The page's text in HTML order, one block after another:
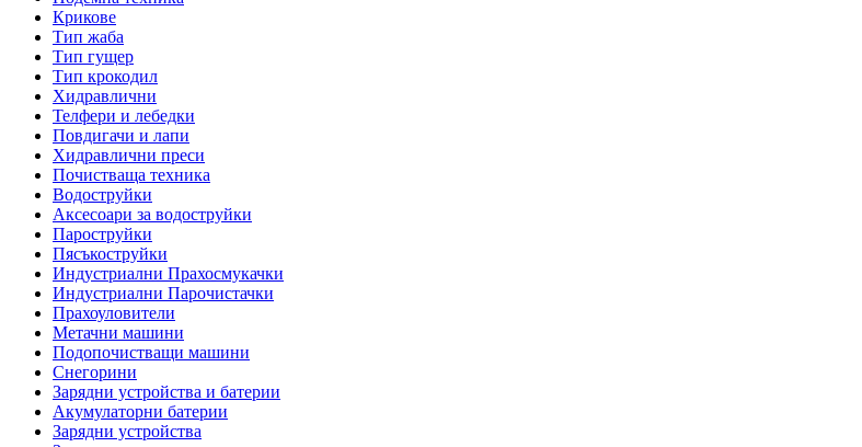
Крикове
Тип жаба
Тип гущер
Тип крокодил
Хидравлични
Телфери и лебедки
Повдигачи и лапи
Хидравлични преси
Почистваща техника
Водоструйки
Аксесоари за водоструйки
Пароструйки
Пясъкоструйки
Индустриални Прахосмукачки
Индустриални Парочистачки
Прахоуловители
Метачни машини
Подопочистващи машини
Снегорини
Зарядни устройства и батерии
Акумулаторни батерии
Зарядни устройства